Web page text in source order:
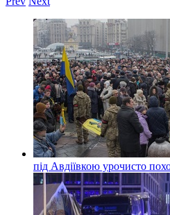
під Авдіївкою урочисто